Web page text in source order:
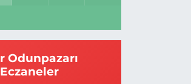
Odunpazarı